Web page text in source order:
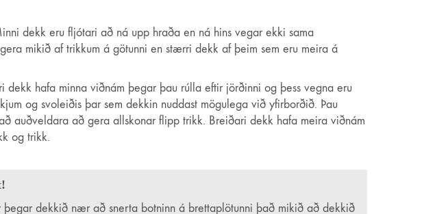
dekk eru fljótari að ná upp hraða en ná hins vegar ekki sama
mikið af trikkum á götunni en stærri dekk af þeim sem eru meira á
hafa minna viðnám þegar þau rúlla eftir jörðinni og þess vegna eru
og svoleiðis þar sem dekkin nuddast mögulega við yfirborðið. Þau
auðveldara að gera allskonar flipp trikk. Breiðari dekk hafa meira viðnám
og trikk.
dekkið nær að snerta botninn á brettaplötunni það mikið að dekkið